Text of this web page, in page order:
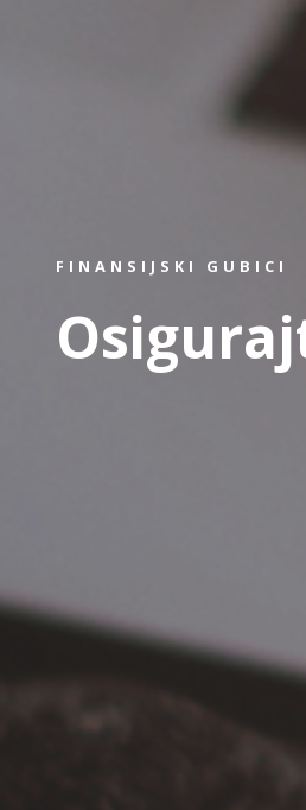
FINANSIJSKI GUBICI